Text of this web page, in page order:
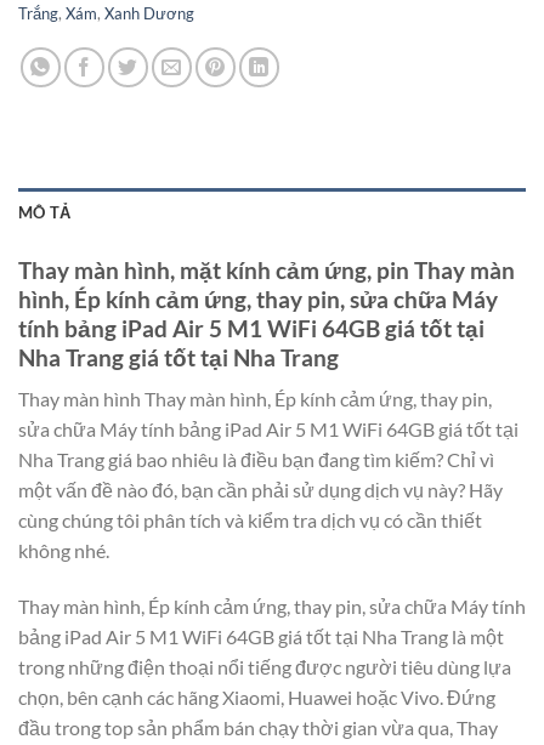
Trắng, Xám, Xanh Dương
MÔ TẢ
Thay màn hình, mặt kính cảm ứng, pin Thay màn
hình, Ép kính cảm ứng, thay pin, sửa chữa Máy
tính bảng iPad Air 5 M1 WiFi 64GB giá tốt tại
Nha Trang giá tốt tại Nha Trang
Thay màn hình Thay màn hình, Ép kính cảm ứng, thay pin,
sửa chữa Máy tính bảng iPad Air 5 M1 WiFi 64GB giá tốt tại
Nha Trang giá bao nhiêu là điều bạn đang tìm kiếm? Chỉ vì
một vấn đề nào đó, bạn cần phải sử dụng dịch vụ này? Hãy
cùng chúng tôi phân tích và kiểm tra dịch vụ có cần thiết
không nhé.
Thay màn hình, Ép kính cảm ứng, thay pin, sửa chữa Máy tính
bảng iPad Air 5 M1 WiFi 64GB giá tốt tại Nha Trang là một
trong những điện thoại nổi tiếng được người tiêu dùng lựa
chọn, bên cạnh các hãng Xiaomi, Huawei hoặc Vivo. Đứng
đầu trong top sản phẩm bán chạy thời gian vừa qua, Thay